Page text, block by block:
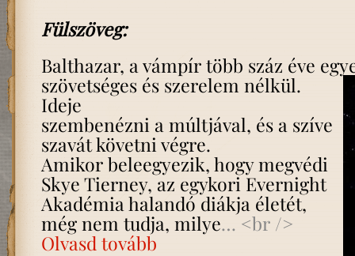
Fülszöveg:
Balthazar, a vámpír több száz éve
szövetségesés szerelem nélkül.
Ideje
szembenézni a múltjával, és a szíve
szavát követni végre.
Amikor beleegyezik, hogy megvédi
Skye Tierney, az egykori Evernight
Akadémia halandó diákja életét,
még nem tudja, milye… <br />
Olvasd tovább